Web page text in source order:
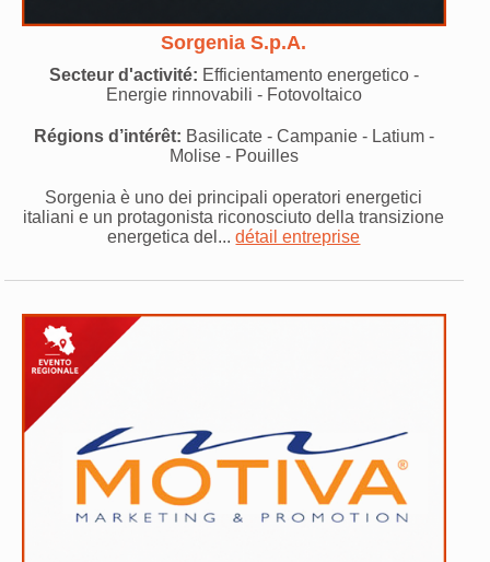
Sorgenia S.p.A.
Secteur d'activité: Efficientamento energetico -
Energie rinnovabili - Fotovoltaico
Régions d’intérêt: Basilicate - Campanie - Latium -
Molise - Pouilles
Sorgenia è uno dei principali operatori energetici
italiani e un protagonista riconosciuto della transizione
energetica del...détail entreprise